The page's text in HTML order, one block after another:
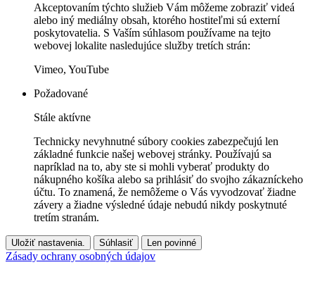
Akceptovaním týchto služieb Vám môžeme zobraziť videá
alebo iný mediálny obsah, ktorého hostiteľmi sú externí
poskytovatelia. S Vaším súhlasom používame na tejto
webovej lokalite nasledujúce služby tretích strán:
Vimeo, YouTube
Požadované
Stále aktívne
Technicky nevyhnutné súbory cookies zabezpečujú len
základné funkcie našej webovej stránky. Používajú sa
napríklad na to, aby ste si mohli vyberať produkty do
nákupného košíka alebo sa prihlásiť do svojho zákazníckeho
účtu. To znamená, že nemôžeme o Vás vyvodzovať žiadne
závery a žiadne výsledné údaje nebudú nikdy poskytnuté
tretím stranám.
Uložiť nastavenia. Súhlasiť Len povinné
Zásady ochrany osobných údajov